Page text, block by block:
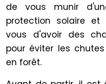
de vous munir
protection solaire et
vous d'avoir des
pour éviter les
en forêt.